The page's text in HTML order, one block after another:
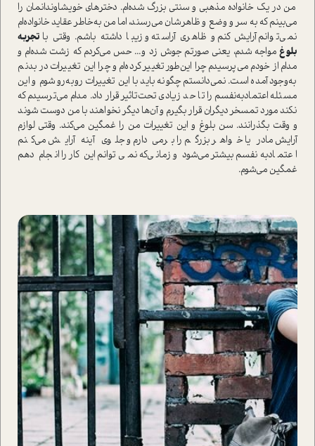
من در یک خانواده مذهبی و سنتی بزرگ شده‌ام. دخترهای ‌خویشاوندانمان را
می‌بینم که به سر و وضع و ظاهرشان می‌رسند، اما من به‌خاطر عقاید خانواده‌ام
نمی‌توانم آرایش کنم و ظاهری آرا‌سته و زیبا داشته باشم. وقتی با تجربه
بلوغ مواجه شدم، یعنی صورتم جوش زد و... حس می‌کردم که زشت شده‌ام و
مدام از خودم می‌پرسیدم چرا این‌طور تغییر کرده‌ام و چرا این تغییرات در بدنم
به‌وجود آمده ا‌ست. نمی‌دانستم چگونه باید با این تغییرات روبه‌رو شوم و این
مسئله اعتماد‌به‌نفسم را تا حد زیادی تحت‌تاثیر قرار داد. مدام می‌ترسیدم که
نکند مورد تمسخر دیگران قرار بگیرم و آن‌ها دیگر نخواهند با من دوست شوند
و وقت بگذرانند. سن بلوغ و این تغییرات من را غمگین می‌کند. وقتی لوازم
آرایش مادر یا خواهر بزرگم را برمی‌دارم و جلوی آینه آرایش می‌کنم
اعتماد‌به‌نفسم بیشتر می‌شود و زمانی‌که نمی‌توانم این کار را انجام دهم
غمگین می‌شوم.